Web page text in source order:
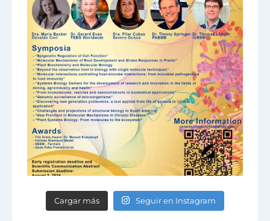
Cargar más Seguir en Instagram